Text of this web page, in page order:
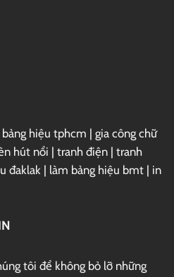
hiệu tphcm | gia công chữ
hút nổi | tranh điện | tranh
đaklak | làm bảng hiệu bmt | in
tôi để không bỏ lỡ những